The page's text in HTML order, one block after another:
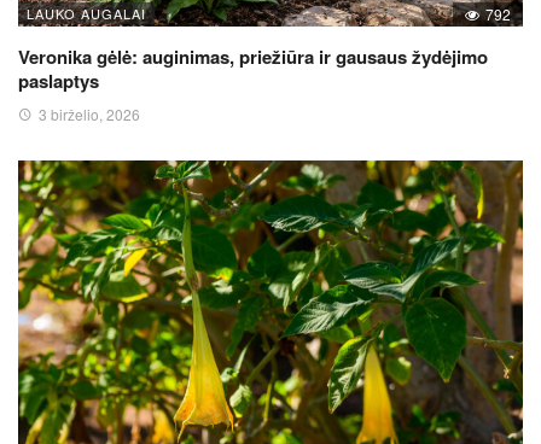
LAUKO AUGALAI 792
Veronika gėlė: auginimas, priežiūra ir gausaus žydėjimo
paslaptys
3 birželio, 2026